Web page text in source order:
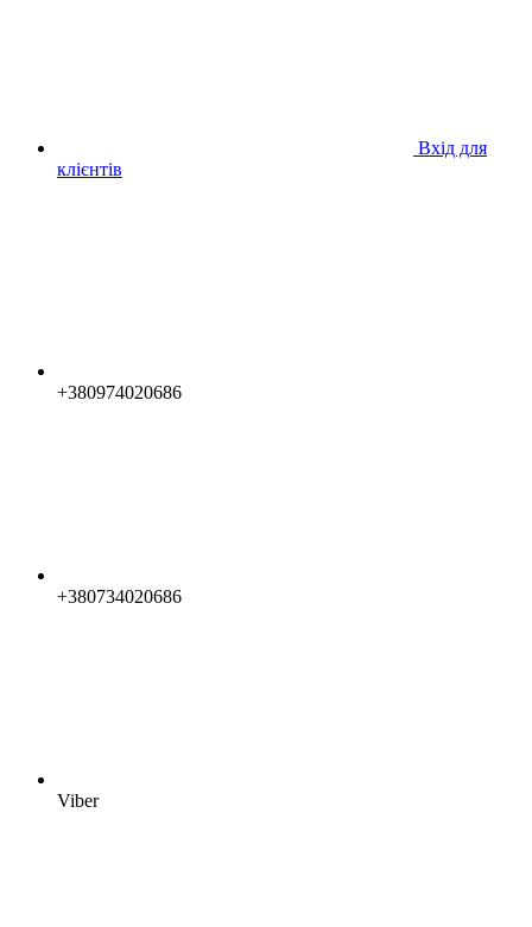
Вхід для
клієнтів
+380974020686
+380734020686
Viber